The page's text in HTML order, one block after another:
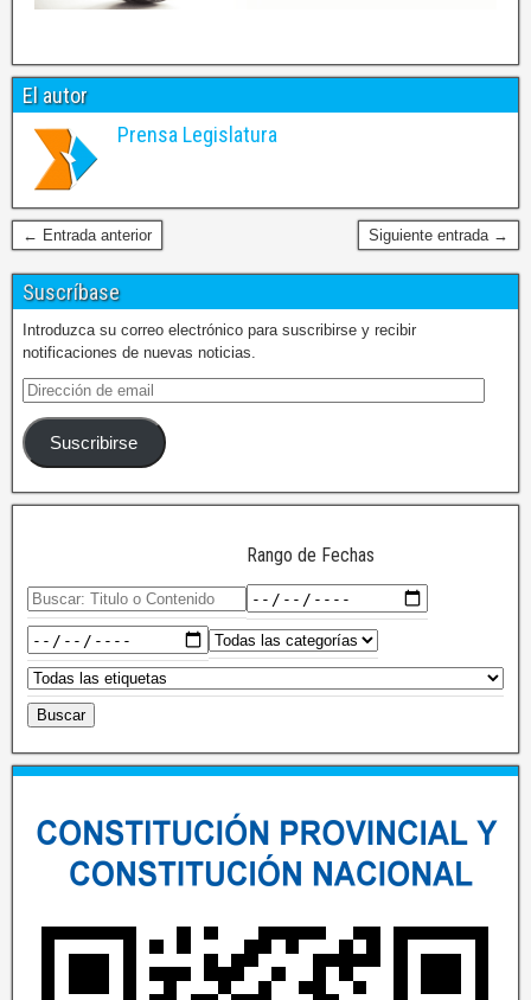
El autor
Prensa Legislatura
← Entrada anterior Siguiente entrada →
Suscríbase
Introduzca su correo electrónico para suscribirse y recibir
notificaciones de nuevas noticias.
Suscribirse
Rango de Fechas